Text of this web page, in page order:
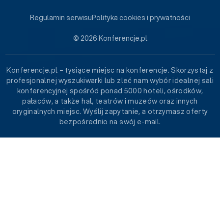
© 2026 Konferencje.pl
Regulamin serwisuPolityka cookies i prywatności
Konferencje.pl – tysiące miejsc na konferencje. Skorzystaj z
profesjonalnej wyszukiwarki lub zleć nam wybór idealnej sali
konferencyjnej spośród ponad 5000 hoteli, ośrodków,
pałaców, a także hal, teatrów i muzeów oraz innych
oryginalnych miejsc. Wyślij zapytanie, a otrzymasz oferty
bezpośrednio na swój e-mail.